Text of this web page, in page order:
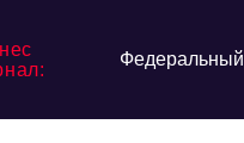
Федеральный